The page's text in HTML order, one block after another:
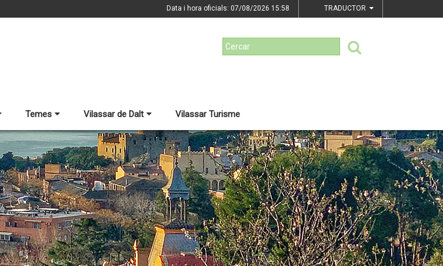
Data i hora oficials: 07/08/2026 15:58 TRADUCTOR
Temes Vilassar de Dalt Vilassar Turisme